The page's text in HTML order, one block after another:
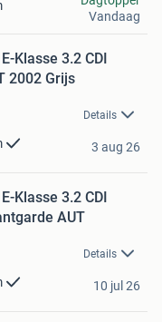
Vandaag
Klasse 3.2 CDI
2002 Grijs
Details
3 aug 26
Klasse 3.2 CDI
AUT
Details
10 jul 26